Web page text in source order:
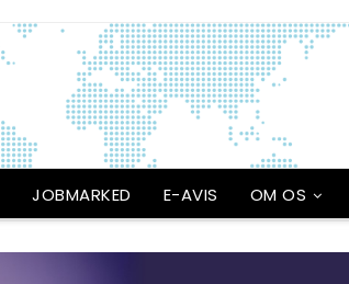
JOBMARKED E-AVIS OM OS